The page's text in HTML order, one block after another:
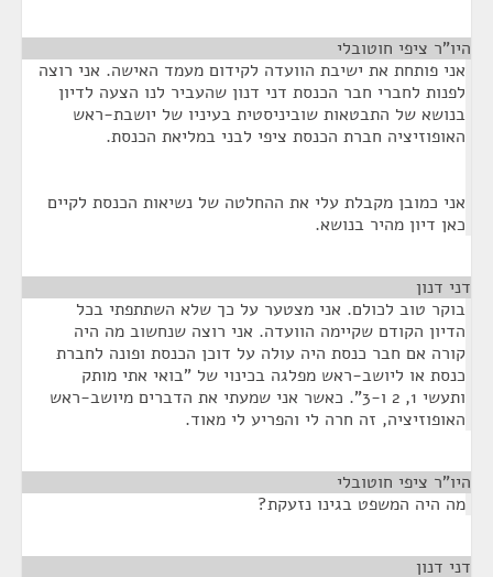
היו"ר ציפי חוטובלי
אני פותחת את ישיבת הוועדה לקידום מעמד האישה. אני רוצה
לפנות לחברי חבר הכנסת דני דנון שהעביר לנו הצעה לדיון
בנושא של התבטאות שוביניסטית בעיניו של יושבת-ראש
האופוזיציה חברת הכנסת ציפי לבני במליאת הכנסת.
אני כמובן מקבלת עלי את ההחלטה של נשיאות הכנסת לקיים
כאן דיון מהיר בנושא.
דני דנון
בוקר טוב לכולם. אני מצטער על כך שלא השתתפתי בכל
הדיון הקודם שקיימה הוועדה. אני רוצה שנחשוב מה היה
קורה אם חבר כנסת היה עולה על דוכן הכנסת ופונה לחברת
כנסת או ליושב-ראש מפלגה בכינוי של "בואי אתי מותק
ותעשי 1, 2 ו-3". כאשר אני שמעתי את הדברים מיושב-ראש
האופוזיציה, זה חרה לי והפריע לי מאוד.
היו"ר ציפי חוטובלי
מה היה המשפט בגינו נזעקת?
דני דנון